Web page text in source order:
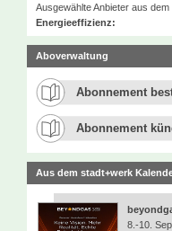
Ausgewählte Anbieter aus dem
Energieeffizienz:
Aboverwaltung
Abonnement
Abonnement
Aus dem stadt+werk
8.-10.